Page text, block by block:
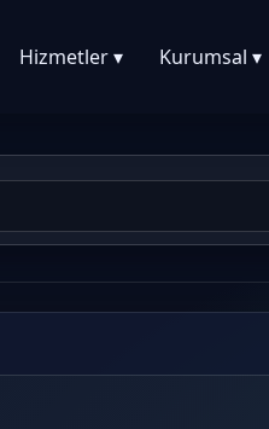
Hizmetler ▾ Kurumsal ▾